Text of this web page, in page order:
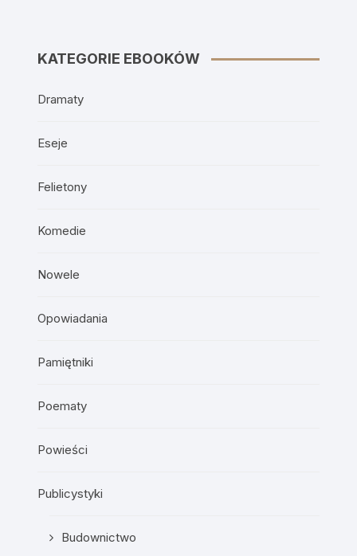
KATEGORIE EBOOKÓW
Dramaty
Eseje
Felietony
Komedie
Nowele
Opowiadania
Pamiętniki
Poematy
Powieści
Publicystyki
Budownictwo